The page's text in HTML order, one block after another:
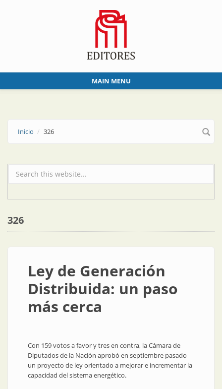
MAIN MENU
Inicio 326
Formulario de búsqueda
326
Ley de Generación
Distribuida: un paso
más cerca
Con 159 votos a favor y tres en contra, la Cámara de
Diputados de la Nación aprobó en septiembre pasado
un proyecto de ley orientado a mejorar e incrementar la
capacidad del sistema energético.